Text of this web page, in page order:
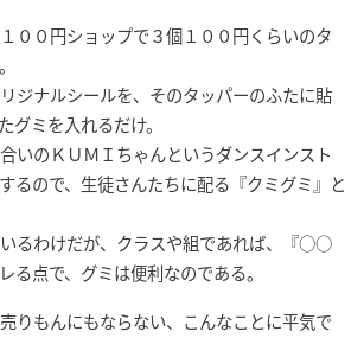
００円ショップで３個１００円くらいのタ
ジナルシールを、そのタッパーのふたに貼
グミを入れるだけ。
いのＫＵＭＩちゃんというダンスインスト
るので、生徒さんたちに配る『クミグミ』と
るわけだが、クラスや組であれば、『○○
る点で、グミは便利なのである。
りもんにもならない、こんなことに平気で